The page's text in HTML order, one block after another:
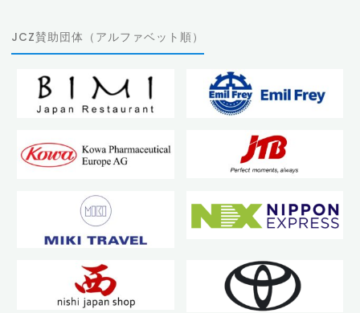
JCZ賛助団体（アルファベット順）